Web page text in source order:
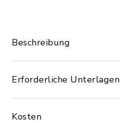
Beschreibung
Erforderliche Unterlagen
Kosten